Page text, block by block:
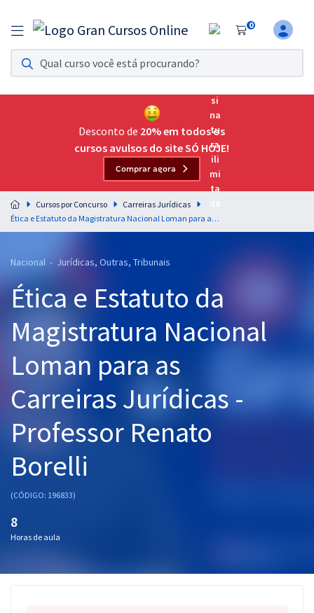
0
Assinatura Ilimitada 11
Acesso a todos os cursos. Teste grátis por 7 dias!
Assinatura OAB Até Passar
Acesso ilimitado a toda preparação para o Exame da
Residências Multiprofissionais
Preparação completa e intensiva para as principais
residências em saúde do Brasil
Cursos 20% OFF
Pós
Graduação
OAB
Mentorias
Questões grátis
Aprovados
Desconto de 20% em todos os
cursos avulsos do site SÓ HOJE!
Comprar agora
Cursos por Concurso
Carreiras Jurídicas
Ética e Estatuto da Magistratura Nacional Loman para as Carreiras Jurídicas - Professor Renato Borelli
Nacional - Jurídicas, Outras, Tribunais
Ética e Estatuto da
Magistratura Nacional
Loman para as
Carreiras Jurídicas -
Professor Renato
Borelli
(CÓDIGO: 196833)
8
Horas de aula